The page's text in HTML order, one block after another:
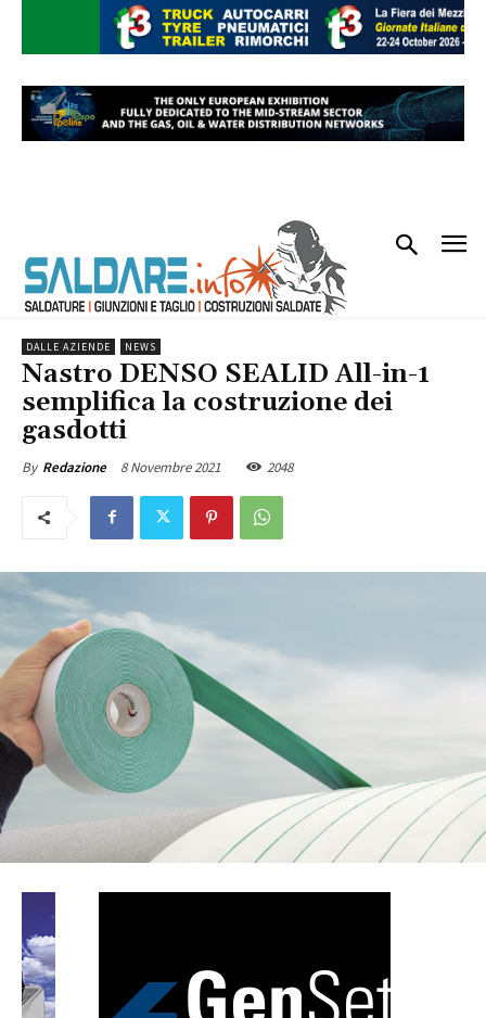
DALLE AZIENDE NEWS
Nastro DENSO SEALID All-in-1
semplifica la costruzione dei
gasdotti
By Redazione 8 Novembre 2021 2048